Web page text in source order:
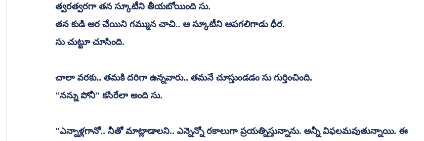
త్వరత్వరగా తన స్కూటీని తీయబోయింది సు.
తన కుడి అర చేయిని గమ్మున చాచి.. ఆ స్కూటీని ఆపగలిగాడు ధీర.
సు చుట్టూ చూసింది.
చాలా వరకు.. తమకి దరిగా ఉన్నవారు.. తమనే చూస్తుండడం సు గుర్తించింది.
"నన్ను పోనీ" కసిరేలా అంది సు.
"ఎన్నాళ్లగానో.. నీతో మాట్లాడాలని.. ఎన్నెన్నో రకాలుగా ప్రయత్నిస్తున్నాను. అన్నీ విఫలమవుతున్నాయి. ఈ